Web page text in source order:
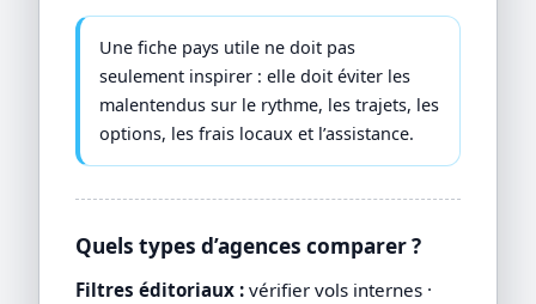
Une fiche pays utile ne doit pas
seulement inspirer : elle doit éviter les
malentendus sur le rythme, les trajets, les
options, les frais locaux et l’assistance.
Quels types d’agences comparer ?
Filtres éditoriaux : vérifier vols internes ·